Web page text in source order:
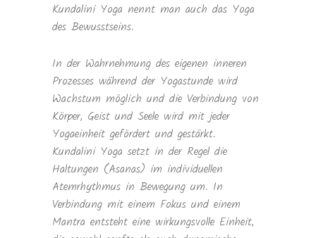
Kundalini Yoga nennt man auch das Yoga
des Bewusstseins.
In der Wahrnehmung des eigenen inneren
Prozesses während der Yogastunde wird
Wachstum möglich und die Verbindung von
Körper, Geist und Seele wird mit jeder
Yogaeinheit gefördert und gestärkt.
Kundalini Yoga setzt in der Regel die
Haltungen (Asanas) im individuellen
Atemrhythmus in Bewegung um. In
Verbindung mit einem Fokus und einem
Mantra entsteht eine wirkungsvolle Einheit,